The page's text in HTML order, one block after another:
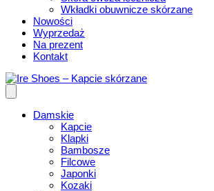
Wkładki obuwnicze skórzane
Nowości
Wyprzedaż
Na prezent
Kontakt
Damskie
Kapcie
Klapki
Bambosze
Filcowe
Japonki
Kozaki